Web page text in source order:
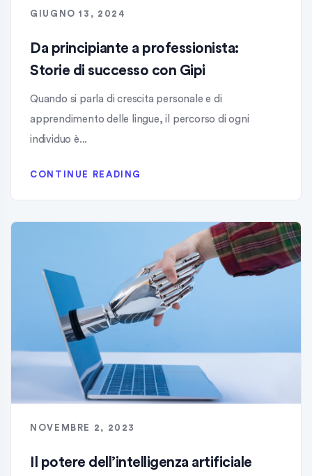
GIUGNO 13, 2024
Da principiante a professionista:
Storie di successo con Gipi
Quando si parla di crescita personale e di
apprendimento delle lingue, il percorso di ogni
individuo è...
CONTINUE READING
NOVEMBRE 2, 2023
Il potere dell’intelligenza artificiale